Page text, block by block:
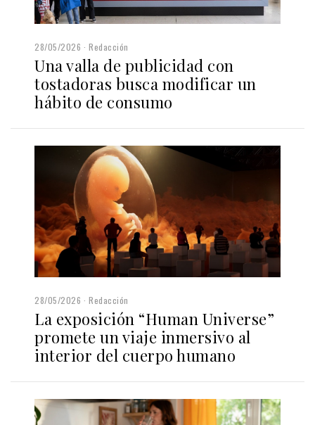
28/05/2026 Redacción
Una valla de publicidad con
tostadoras busca modificar un
hábito de consumo
28/05/2026 Redacción
La exposición “Human Universe”
promete un viaje inmersivo al
interior del cuerpo humano